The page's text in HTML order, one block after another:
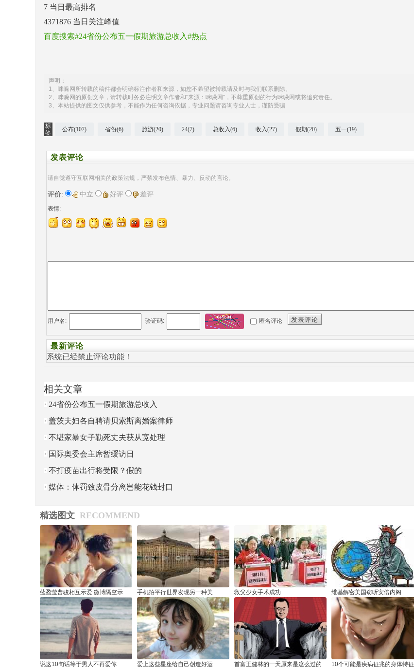
7 当日最高排名
4371876 当日关注峰值
百度搜索#24省份公布五一假期旅游总收入#热点
声明：
1、咪哚网所转载的稿件都会明确标注作者和来源，如您不希望被转载请及时与我们联系删除。
2、咪哚网的原创文章，请转载时务必注明文章作者和"来源：咪哚网"，不尊重原创的行为咪哚网或将追究责任。
3、本站提供的图文仅供参考，不能作为任何咨询依据，专业问题请咨询专业人士，谨防受骗
标
签
公布(107) 省份(6) 旅游(20) 24(7) 总收入(6) 收入(27) 假期(20) 五一(19)
发表评论
请自觉遵守互联网相关的政策法规，严禁发布色情、暴力、反动的言论。
评价: 中立 好评 差评
表情:
用户名: 验证码: 匿名评论 发表评论
最新评论
系统已经禁止评论功能！
相关文章
24省份公布五一假期旅游总收入
盖茨夫妇各自聘请贝索斯离婚案律师
不堪家暴女子勒死丈夫获从宽处理
国际奥委会主席暂缓访日
不打疫苗出行将受限？假的
媒体：体罚致皮骨分离岂能花钱封口
精选图文 RECOMMEND
蓝盈莹曹骏相互示爱 微博隔空示 手机拍平行世界发现另一种美 救父少女手术成功 维基解密美国窃听安倍内阁
说这10句话等于男人不再爱你 爱上这些星座给自己创造好运 首富王健林的一天原来是这么过的 10个可能是疾病征兆的身体特征